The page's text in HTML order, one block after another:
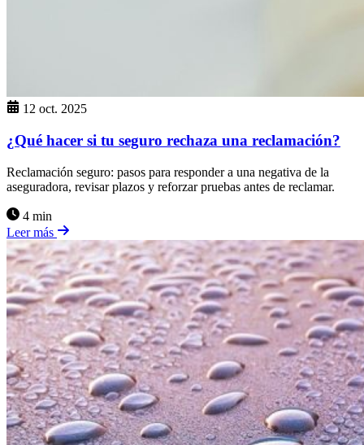
12 oct. 2025
¿Qué hacer si tu seguro rechaza una reclamación?
Reclamación seguro: pasos para responder a una negativa de la
aseguradora, revisar plazos y reforzar pruebas antes de reclamar.
4 min
Leer más